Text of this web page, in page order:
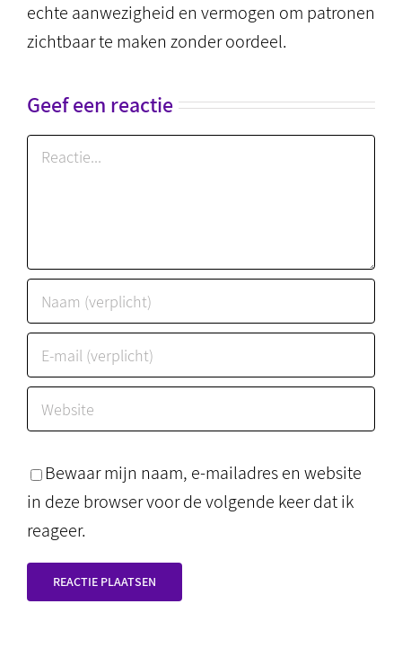
echte aanwezigheid en vermogen om patronen
zichtbaar te maken zonder oordeel.
Geef een reactie
Reactie
Bewaar mijn naam, e-mailadres en website
in deze browser voor de volgende keer dat ik
reageer.